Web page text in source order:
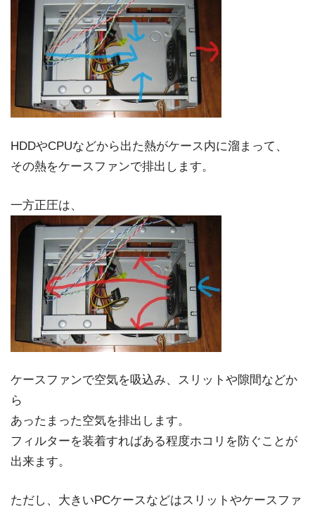
HDDやCPUなどから出た熱がケース内に溜まって、
その熱をケースファンで排出します。
一方正圧は、
ケースファンで空気を吸込み、スリットや隙間などか
ら
あったまった空気を排出します。
フィルターを装着すればある程度ホコリを防ぐことが
出来ます。
ただし、大きいPCケースなどはスリットやケースファ